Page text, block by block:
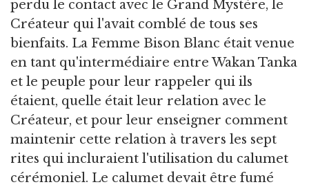
perdu le contact avec le Grand Mystère, le
Créateur qui l'avait comblé de tous ses
bienfaits. La Femme Bison Blanc était venue
en tant qu'intermédiaire entre Wakan Tanka
et le peuple pour leur rappeler qui ils
étaient, quelle était leur relation avec le
Créateur, et pour leur enseigner comment
maintenir cette relation à travers les sept
rites qui incluraient l'utilisation du calumet
cérémoniel. Le calumet devait être fumé